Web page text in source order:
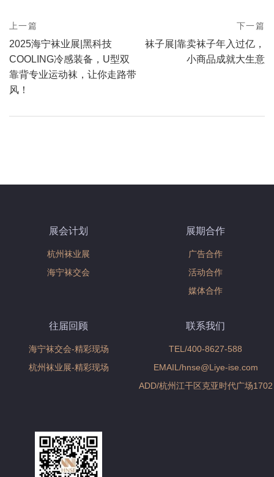
Post
navigation
上一篇
postPrevious
page
2025海宁袜业展|黑科技
COOLING冷感装备，U型双
靠背专业运动袜，让你走路带
风！
下一篇
next
袜子展|靠卖袜子年入过亿，
小商品成就大生意
展会计划
杭州袜业展
海宁袜交会
展期合作
广告合作
活动合作
媒体合作
往届回顾
海宁袜交会-精彩现场
杭州袜业展-精彩现场
联系我们
TEL/400-8627-588
EMAIL/hnse@Liye-ise.com
ADD/杭州江干区克亚时代广场1702